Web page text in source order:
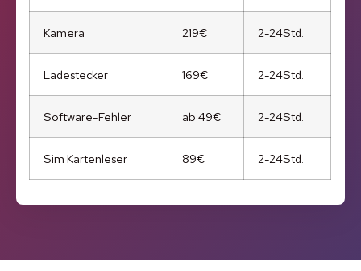
Kamera 219€ 2-24Std.
Ladestecker 169€ 2-24Std.
Software-Fehler ab 49€ 2-24Std.
Sim Kartenleser 89€ 2-24Std.